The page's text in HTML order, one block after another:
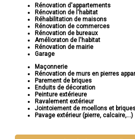
Rénovation d'appartements
Rénovation de l'habitat
Réhabilitation de maisons
Rénovation de commerces
Rénovation de bureaux
Amélioraton de l'habitat
Rénovation de mairie
Garage
Maçonnerie
Rénovation de murs en pierres
Parement de briques
Enduits de décoration
Peinture extérieure
Ravalement extérieur
Jointoiement de moellons et
Pavage extérieur (pierre, calcaire,...)